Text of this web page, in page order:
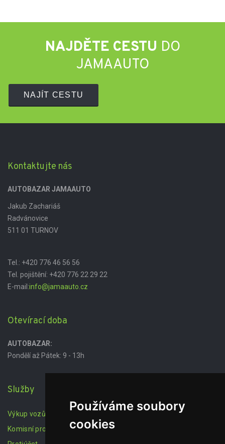
Používáme soubory
cookies
NAJDĚTE CESTU DO
JAMAAUTO
NAJÍT CESTU
Kontaktujte nás
AUTOBAZAR JAMAAUTO
Jakub Zachariáš
Radvánovice
511 01 TURNOV
Tel.: +420 776 46 56 56
Tel. pojištění: +420 776 22 29 22
E-mail:info@jamaauto.cz
Otevírací doba
AUTOBAZAR:
Pondělí až Pátek: 9 - 13h
Služby
Výkup vozů
Komisní prodej